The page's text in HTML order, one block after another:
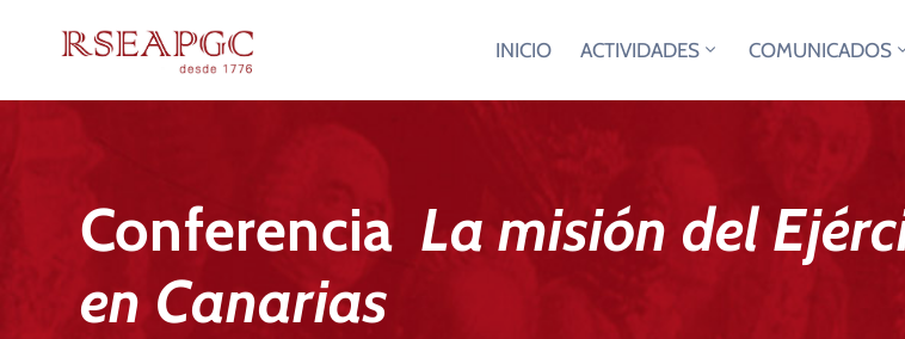
INICIO ACTIVIDADES COMUNICADOS
Conferencia La misión del
en Canarias